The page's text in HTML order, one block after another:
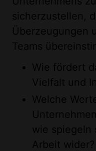
sicherzustellen,
Überzeugungen
Teams
Wie fördert
Vielfalt und
Welche
wie spiegeln
Arbeit wider?